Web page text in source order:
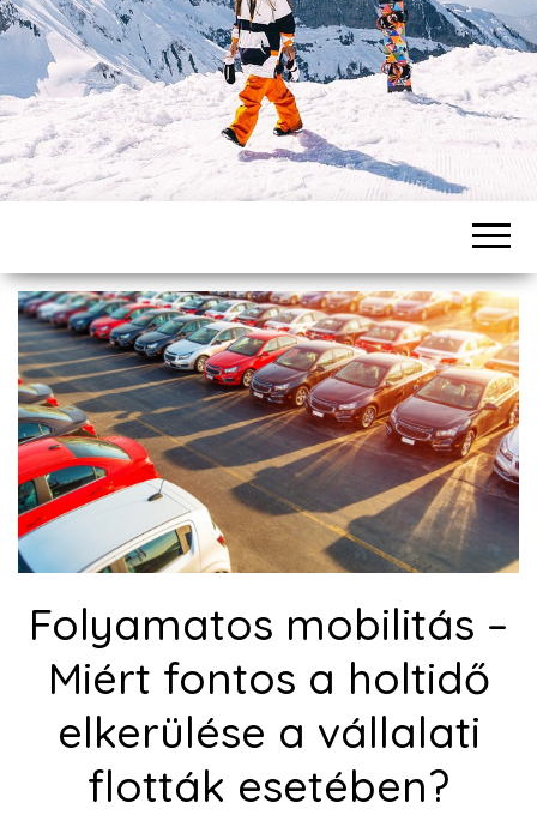
Folyamatos mobilitás –
Miért fontos a holtidő
elkerülése a vállalati
flották esetében?